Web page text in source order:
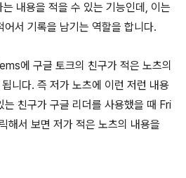
내용을 적을 수 있는 기능인데, 이는
서 기록을 남기는 역할을 합니다.
에 구글 토크의 친구가 적은 노츠의
니다. 즉 저가 노츠에 이런 저런 내용
는 친구가 구글 리더를 사용했을 때 Fri
서 보면 저가 적은 노츠의 내용을